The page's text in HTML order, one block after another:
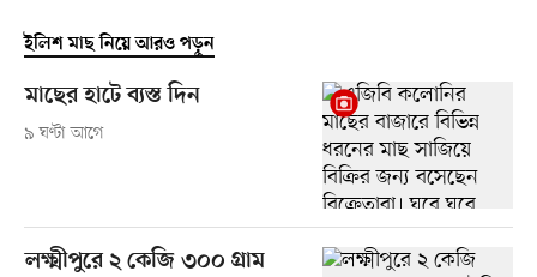
ইলিশ মাছ নিয়ে আরও পড়ুন
মাছের হাটে ব্যস্ত দিন
৯ ঘণ্টা আগে
লক্ষ্মীপুরে ২ কেজি ৩০০ গ্রাম